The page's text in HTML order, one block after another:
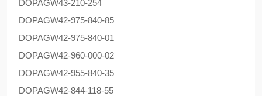
DOPAGW43-210-254
DOPAGW42-975-840-85
DOPAGW42-975-840-01
DOPAGW42-960-000-02
DOPAGW42-955-840-35
DOPAGW42-844-118-55